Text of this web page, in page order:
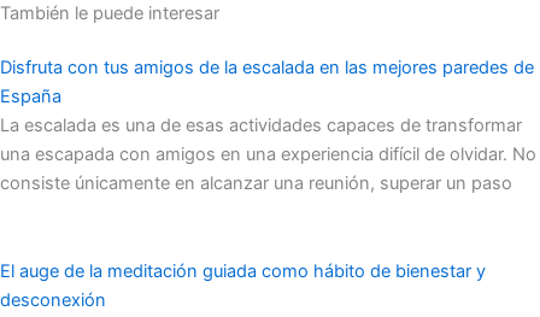
También le puede interesar
Disfruta con tus amigos de la escalada en las mejores paredes de
España
La escalada es una de esas actividades capaces de transformar
una escapada con amigos en una experiencia difícil de olvidar. No
consiste únicamente en alcanzar una reunión, superar un paso
El auge de la meditación guiada como hábito de bienestar y
desconexión